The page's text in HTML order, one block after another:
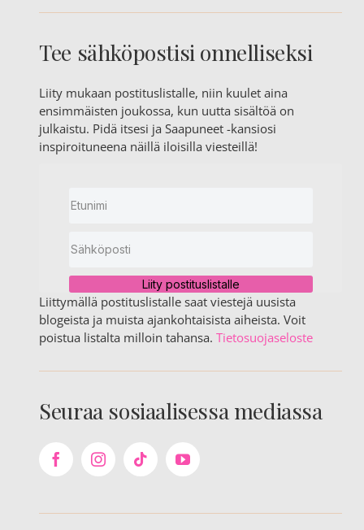
Tee sähköpostisi onnelliseksi
Liity mukaan postituslistalle, niin kuulet aina
ensimmäisten joukossa, kun uutta sisältöä on
julkaistu. Pidä itsesi ja Saapuneet -kansiosi
inspiroituneena näillä iloisilla viesteillä!
Liity postituslistalle
Liittymällä postituslistalle saat viestejä uusista
blogeista ja muista ajankohtaisista aiheista. Voit
poistua listalta milloin tahansa.Tietosuojaseloste
Seuraa sosiaalisessa mediassa